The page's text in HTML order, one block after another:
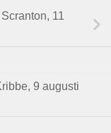
11
9 augusti